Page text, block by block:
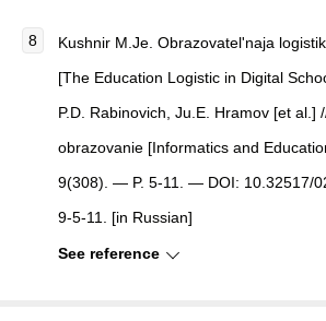
Kushnir M.Je. Obrazovatel'naja
[The Education Logistic in Digital
P.D. Rabinovich, Ju.E. Hramov [et al.]
obrazovanie [Informatics and
9(308). — P. 5-11. — DOI: 10.32517/
9-5-11. [in Russian]
See reference